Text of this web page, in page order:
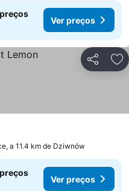
Ver preços
Partilhar
a 11.4 km de Dziwnów
Ver preços